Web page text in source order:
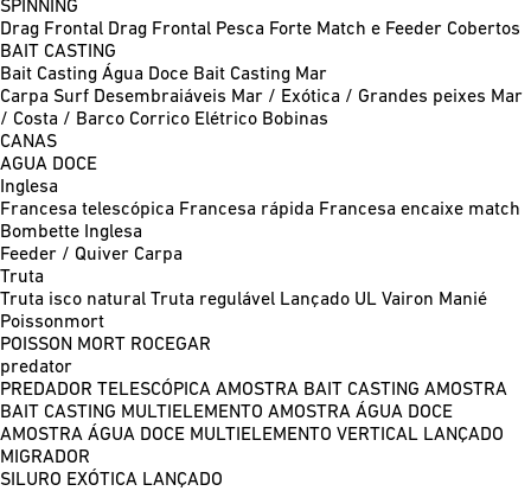
SPINNING
Drag Frontal Drag Frontal Pesca Forte Match e Feeder Cobertos
BAIT CASTING
Bait Casting Água Doce Bait Casting Mar
Carpa Surf Desembraiáveis Mar / Exótica / Grandes peixes Mar
/ Costa / Barco Corrico Elétrico Bobinas
CANAS
AGUA DOCE
Inglesa
Francesa telescópica Francesa rápida Francesa encaixe match
Bombette Inglesa
Feeder / Quiver Carpa
Truta
Truta isco natural Truta regulável Lançado UL Vairon Manié
Poissonmort
POISSON MORT ROCEGAR
predator
PREDADOR TELESCÓPICA AMOSTRA BAIT CASTING AMOSTRA
BAIT CASTING MULTIELEMENTO AMOSTRA ÁGUA DOCE
AMOSTRA ÁGUA DOCE MULTIELEMENTO VERTICAL LANÇADO
MIGRADOR
SILURO EXÓTICA LANÇADO